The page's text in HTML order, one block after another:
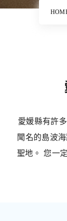
愛媛縣有許
聞名的島波
聖地。 您一